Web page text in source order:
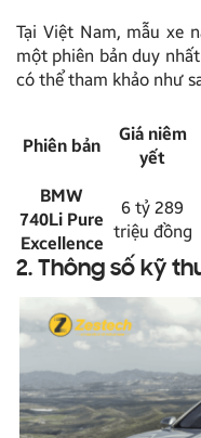
Tại Việt Nam, mẫu xe
một phiên bản duy
có thể tham khảo như
Phiên bản
Giá niêm
yết
BMW
740Li Pure
Excellence
6 tỷ 289
triệu đồng
2. Thông số kỹ